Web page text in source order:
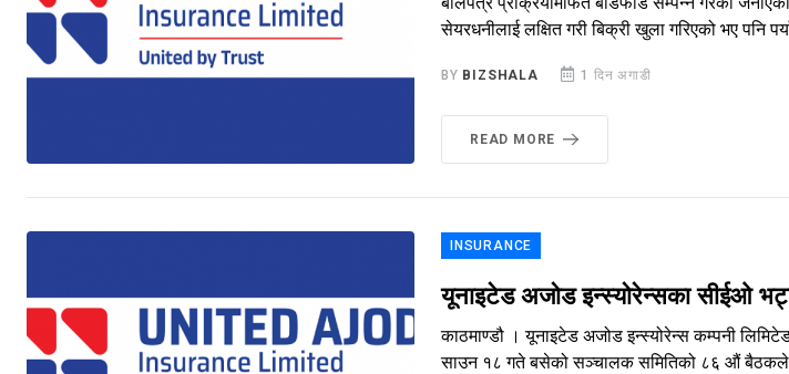
सेयरधनीलाई लक्षित गरी बिक्री खुला गरिएको भए पनि
BY BIZSHALA 1 दिन अगाडी
READ MORE
INSURANCE
यूनाइटेड अजोड इन्स्योरेन्सका सीईओ
काठमाण्डौ । यूनाइटेड अजोड इन्स्योरेन्स कम्पनी
साउन १८ गते बसेको सञ्चालक समितिको ८६ औं बैठकले